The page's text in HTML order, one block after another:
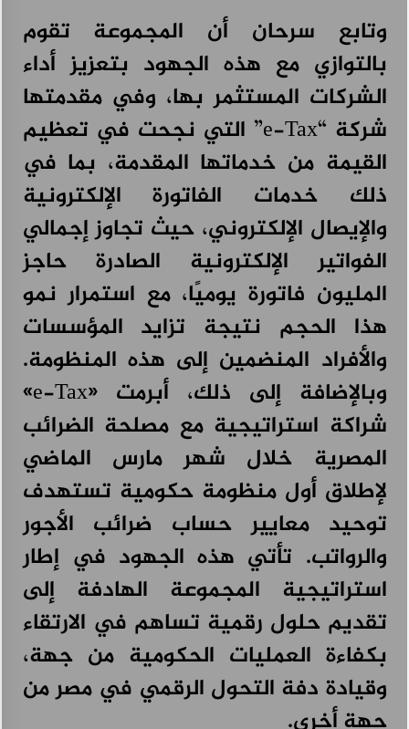
وتابع سرحان أن المجموعة تقوم
بالتوازي مع هذه الجهود بتعزيز أداء
الشركات المستثمر بها، وفي مقدمتها
شركة “e-Tax” التي نجحت في تعظيم
القيمة من خدماتها المقدمة، بما في
ذلك خدمات الفاتورة الإلكترونية
والإيصال الإلكتروني، حيث تجاوز إجمالي
الفواتير الإلكترونية الصادرة حاجز
المليون فاتورة يوميًا، مع استمرار نمو
هذا الحجم نتيجة تزايد المؤسسات
والأفراد المنضمين إلى هذه المنظومة.
وبالإضافة إلى ذلك، أبرمت «e-Tax»
شراكة استراتيجية مع مصلحة الضرائب
المصرية خلال شهر مارس الماضي
لإطلاق أول منظومة حكومية تستهدف
توحيد معايير حساب ضرائب الأجور
والرواتب. تأتي هذه الجهود في إطار
استراتيجية المجموعة الهادفة إلى
تقديم حلول رقمية تساهم في الارتقاء
بكفاءة العمليات الحكومية من جهة،
وقيادة دفة التحول الرقمي في مصر من